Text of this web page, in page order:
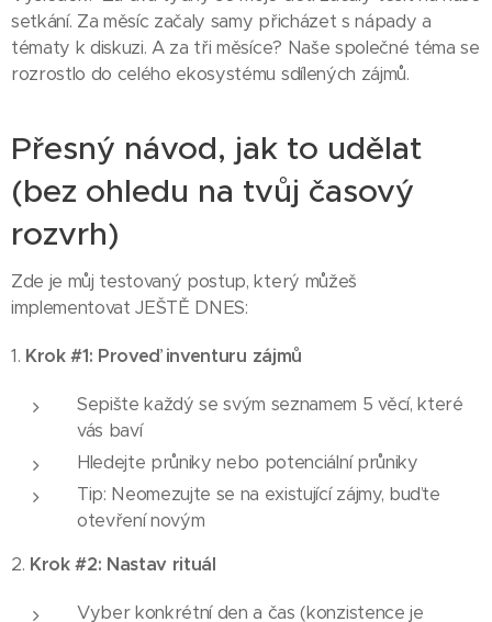
setkání. Za měsíc začaly samy přicházet s nápady a
tématy k diskuzi. A za tři měsíce? Naše společné téma se
rozrostlo do celého ekosystému sdílených zájmů.
Přesný návod, jak to udělat
(bez ohledu na tvůj časový
rozvrh)
Zde je můj testovaný postup, který můžeš
implementovat JEŠTĚ DNES:
1. Krok #1: Proveď inventuru zájmů
Sepište každý se svým seznamem 5 věcí, které
vás baví
Hledejte průniky nebo potenciální průniky
Tip: Neomezujte se na existující zájmy, buďte
otevření novým
2. Krok #2: Nastav rituál
Vyber konkrétní den a čas (konzistence je